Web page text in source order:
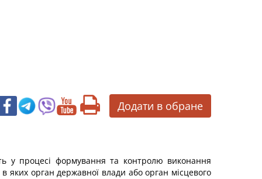
Додати в обране
у процесі формування та контролю виконання
в яких орган державної влади або орган місцевого